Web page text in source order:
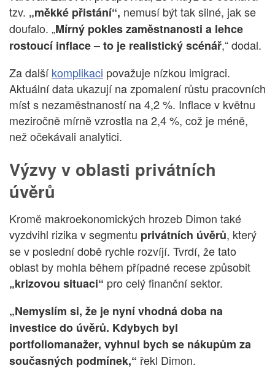
tzv. „měkké přistání“, nemusí být tak silné, jak se
doufalo. „Mírný pokles zaměstnanosti a lehce
rostoucí inflace – to je realistický scénář,“ dodal.
Za dalšíkomplikaci považuje nízkou imigraci.
Aktuální data ukazují na zpomalení růstu pracovních
míst s nezaměstnaností na 4,2 %. Inflace v květnu
meziročně mírně vzrostla na 2,4 %, což je méně,
než očekávali analytici.
Výzvy v oblasti privátních
úvěrů
Kromě makroekonomických hrozeb Dimon také
vyzdvihl rizika v segmentu privátních úvěrů, který
se v poslední době rychle rozvíjí. Tvrdí, že tato
oblast by mohla během případné recese způsobit
„krizovou situaci“ pro celý finanční sektor.
„Nemyslím si, že je nyní vhodná doba na
investice do úvěrů. Kdybych byl
portfoliomanažer, vyhnul bych se nákupům za
současných podmínek,“ řekl Dimon.